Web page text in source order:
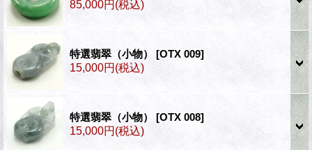
85,000円 (税込)
特選翡翠（小物） [OTX 009]
15,000円 (税込)
特選翡翠（小物） [OTX 008]
15,000円 (税込)